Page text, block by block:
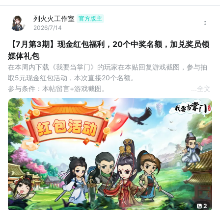
列火火工作室 官方版主
2026/7/14
【7月第3期】现金红包福利，20个中奖名额，加兑奖员领
媒体礼包
在本周内下载《我要当掌门》的玩家在本贴回复游戏截图，参与抽
取5元现金红包活动，本次直接20个名额。
参与条件：本帖留言+游戏截图。
互动奖励：评论区抽取20名观众，获得5元现金红包奖励。
活动时间：2026年7月15日-7月21日
开奖时间：7月21日24点
领取方式：系统自动抽奖，中奖后请及时联系兑奖员。
活动说明：
1.每个tap账号只能领取1次奖励，已领取过可换号参与。
2.每个tap用户只
全文
2